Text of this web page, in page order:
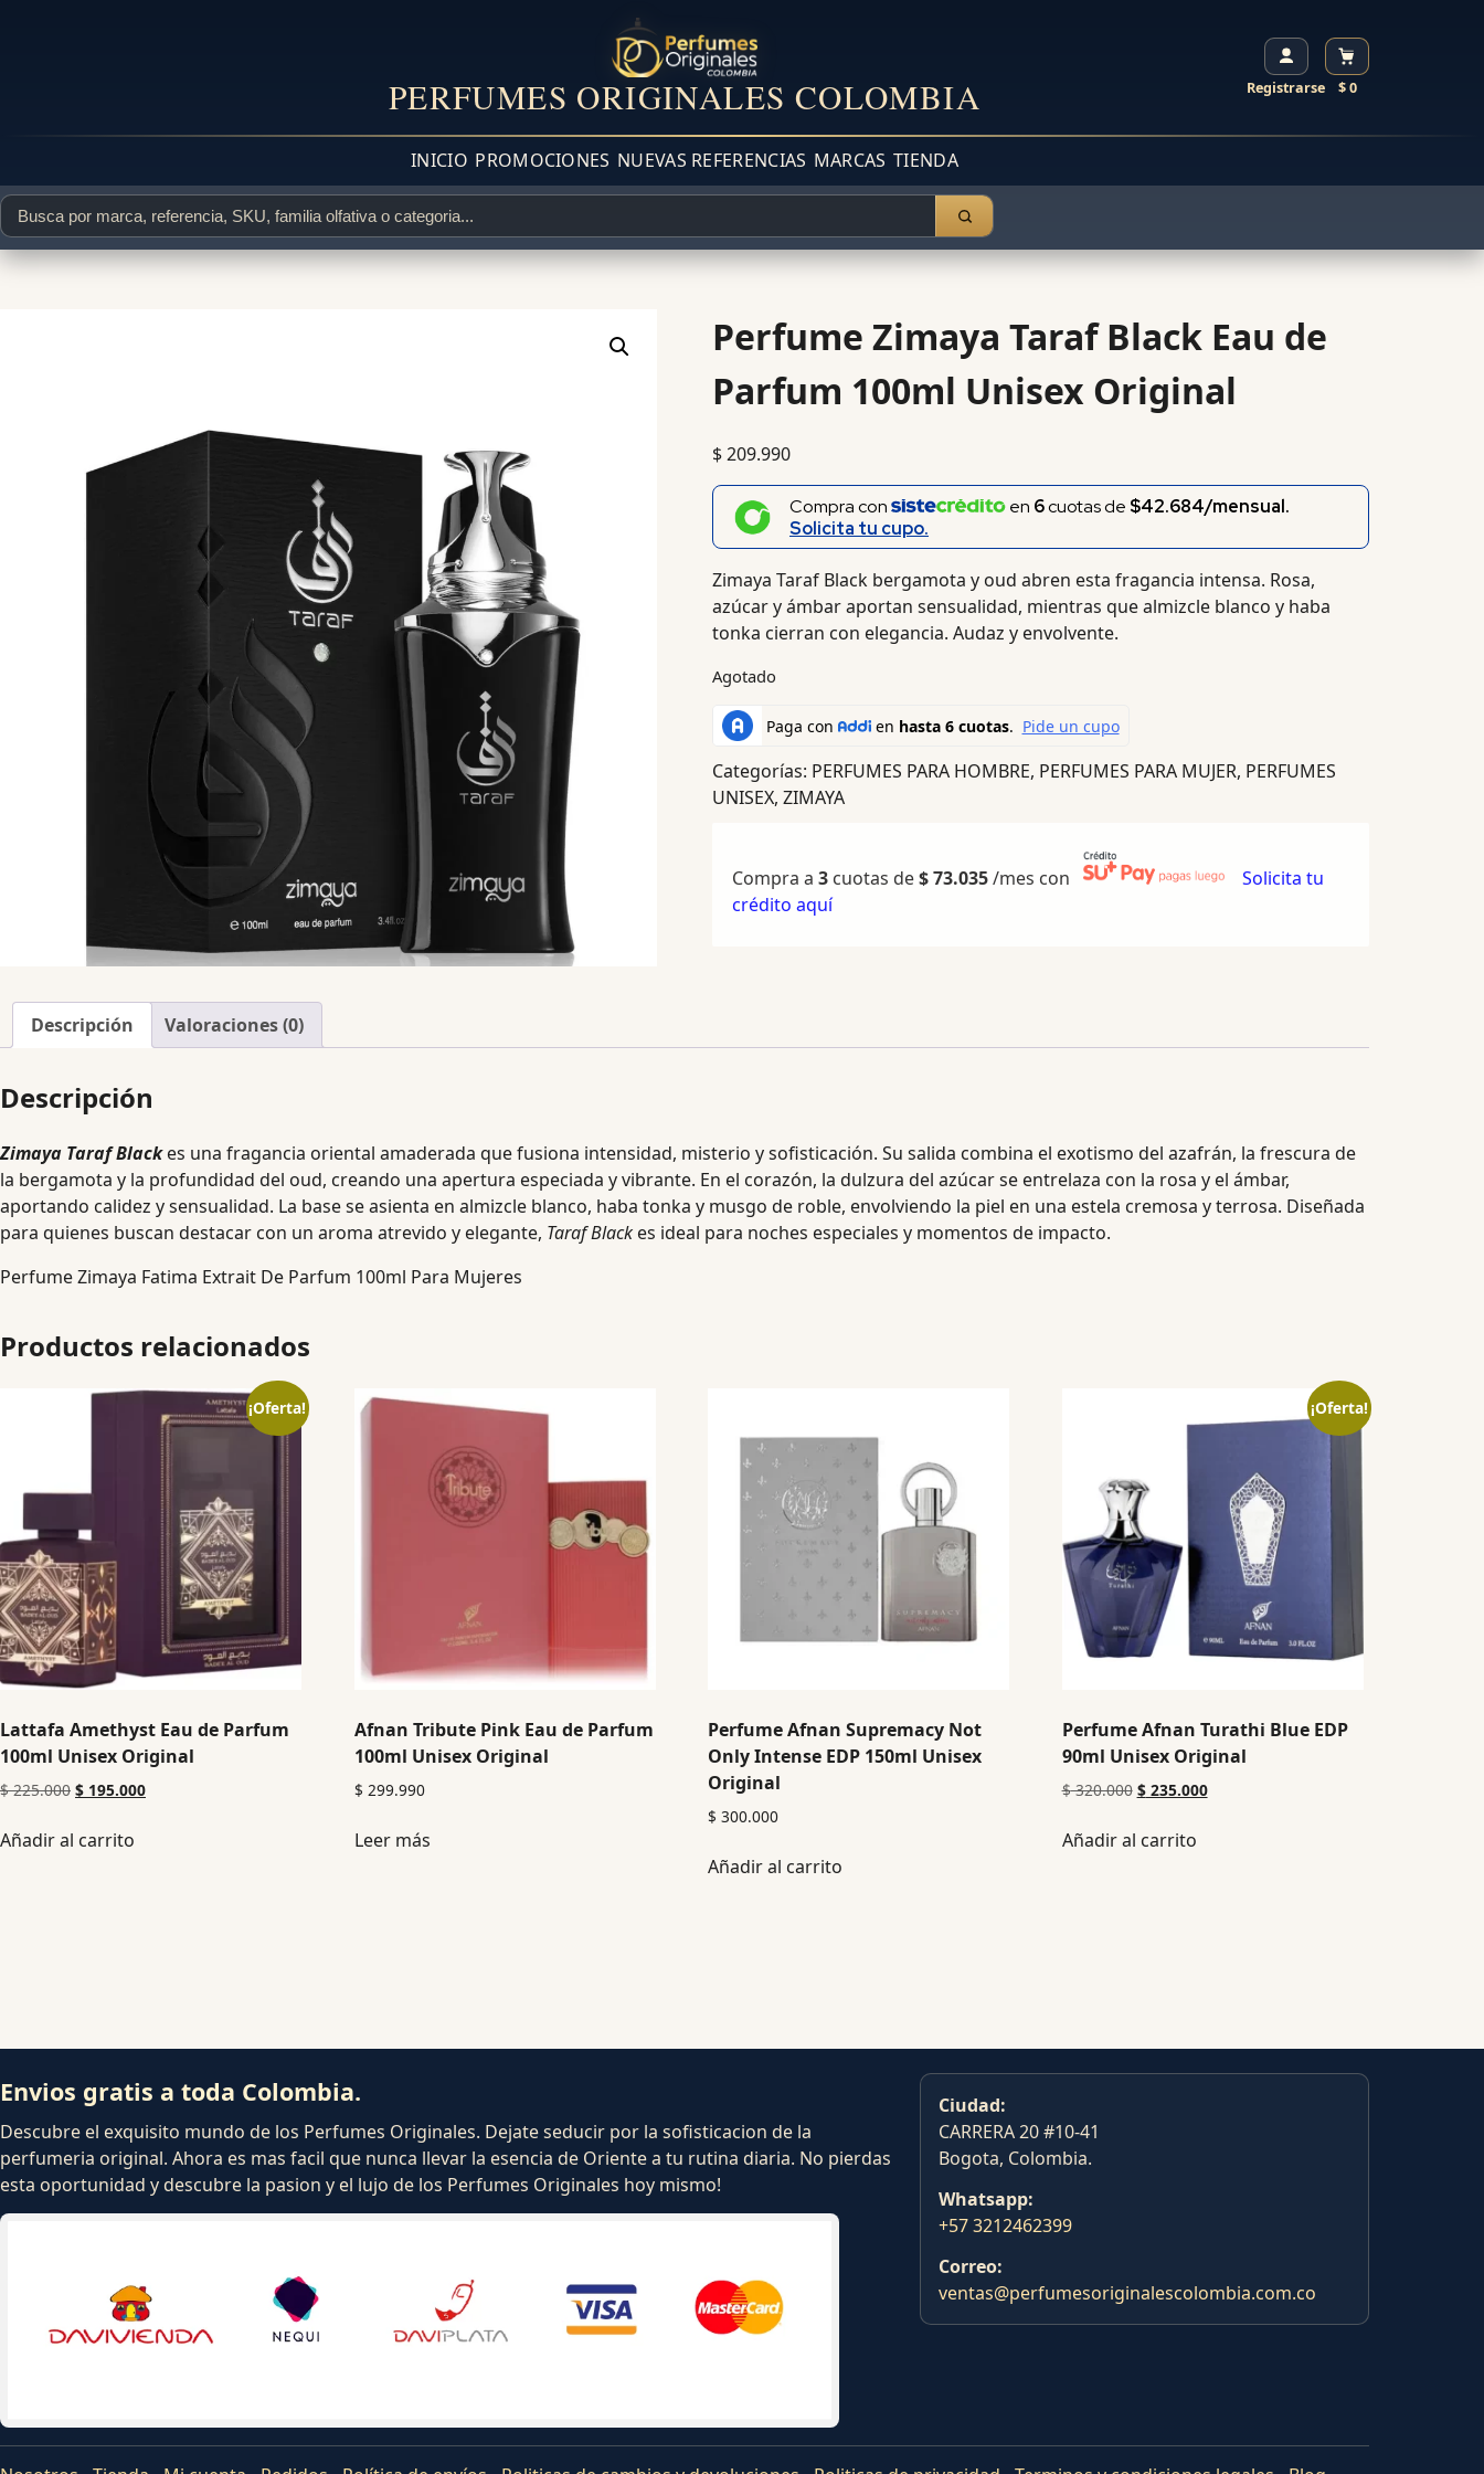
PERFUMES ORIGINALES COLOMBIA Registrarse $ 0
INICIO PROMOCIONES NUEVAS REFERENCIAS MARCAS TIENDA
Perfume Zimaya Taraf Black Eau de
Parfum 100ml Unisex Original
$209.990
Compra con en 6cuotas de $42.684/mensual.
Solicita tu cupo.
Zimaya Taraf Black bergamota y oud abren esta fragancia intensa. Rosa,
azúcar y ámbar aportan sensualidad, mientras que almizcle blanco y haba
tonka cierran con elegancia. Audaz y envolvente.
Agotado
Categorías: PERFUMES PARA HOMBRE, PERFUMES PARA MUJER, PERFUMES
UNISEX, ZIMAYA
Compra a 3cuotas de$73.035/mes con
Solicita tu
crédito aquí
Descripción Valoraciones (0)
Descripción
Zimaya Taraf Black es una fragancia oriental amaderada que fusiona intensidad, misterio y sofisticación. Su salida combina el exotismo del azafrán, la frescura de
la bergamota y la profundidad del oud, creando una apertura especiada y vibrante. En el corazón, la dulzura del azúcar se entrelaza con la rosa y el ámbar,
aportando calidez y sensualidad. La base se asienta en almizcle blanco, haba tonka y musgo de roble, envolviendo la piel en una estela cremosa y terrosa. Diseñada
para quienes buscan destacar con un aroma atrevido y elegante, Taraf Black es ideal para noches especiales y momentos de impacto.
Perfume Zimaya Fatima Extrait De Parfum 100ml Para Mujeres
Productos relacionados
¡Oferta!
Lattafa Amethyst Eau de Parfum
100ml Unisex Original
$225.000 $ 195.000
Añadir al carrito
Afnan Tribute Pink Eau de Parfum
100ml Unisex Original
$ 299.990
Leer más
Perfume Afnan Supremacy Not
Only Intense EDP 150ml Unisex
Original
$ 300.000
Añadir al carrito
¡Oferta!
Perfume Afnan Turathi Blue EDP
90ml Unisex Original
$320.000 $235.000
Añadir al carrito
Envios gratis a toda Colombia.
Descubre el exquisito mundo de los Perfumes Originales. Dejate seducir por la sofisticacion de la
perfumeria original. Ahora es mas facil que nunca llevar la esencia de Oriente a tu rutina diaria. No pierdas
esta oportunidad y descubre la pasion y el lujo de los Perfumes Originales hoy mismo!
Ciudad:
CARRERA 20 #10-41
Bogota, Colombia.
Whatsapp:
+57 3212462399
Correo:
ventas@perfumesoriginalescolombia.com.co